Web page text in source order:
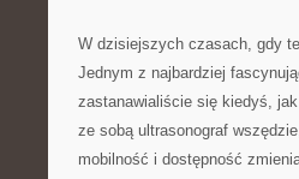
W dzisiejszych czasach, gdy
Jednym z najbardziej
zastanawialiście się kiedyś,
ze sobą ultrasonograf
mobilność i dostępność